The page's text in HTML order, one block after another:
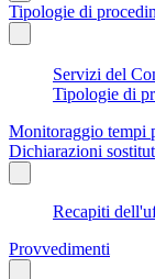
Tipologie di
Servizi del
Tipologie di
Monitoraggio tempi
Dichiarazioni
Recapiti
Provvedimenti